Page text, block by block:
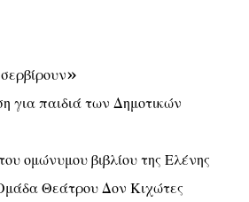
για παιδιά των Δημοτικών
ομώνυμου βιβλίου της Ελένης
Θεάτρου Δον Κιχώτες